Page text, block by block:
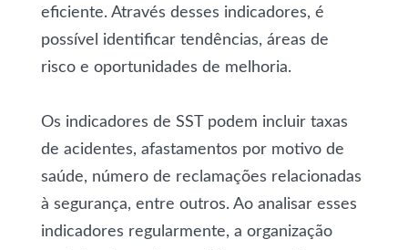
eficiente. Através desses indicadores, é
possível identificar tendências, áreas de
risco e oportunidades de melhoria.
Os indicadores de SST podem incluir taxas
de acidentes, afastamentos por motivo de
saúde, número de reclamações relacionadas
à segurança, entre outros. Ao analisar esses
indicadores regularmente, a organização